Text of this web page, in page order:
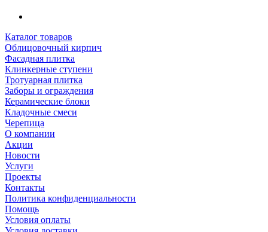
Каталог товаров
Облицовочный кирпич
Фасадная плитка
Клинкерные ступени
Тротуарная плитка
Заборы и ограждения
Керамические блоки
Кладочные смеси
Черепица
О компании
Акции
Новости
Услуги
Проекты
Контакты
Политика конфиденциальности
Помощь
Условия оплаты